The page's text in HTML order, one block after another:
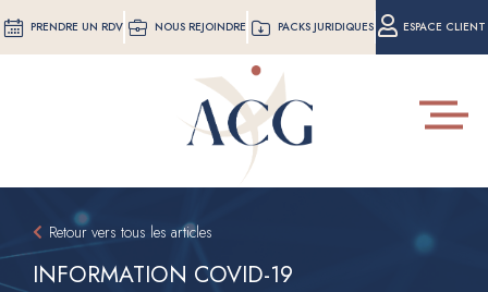
Aller
au
PRENDRE UN RDV NOUS REJOINDRE PACKS JURIDIQUES ESPACE CLIENT
Toggle
Retour vers tous les articles
INFORMATION COVID-19